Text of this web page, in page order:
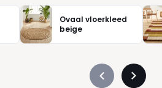
Ovaal vloerkleed
beige
Précédent